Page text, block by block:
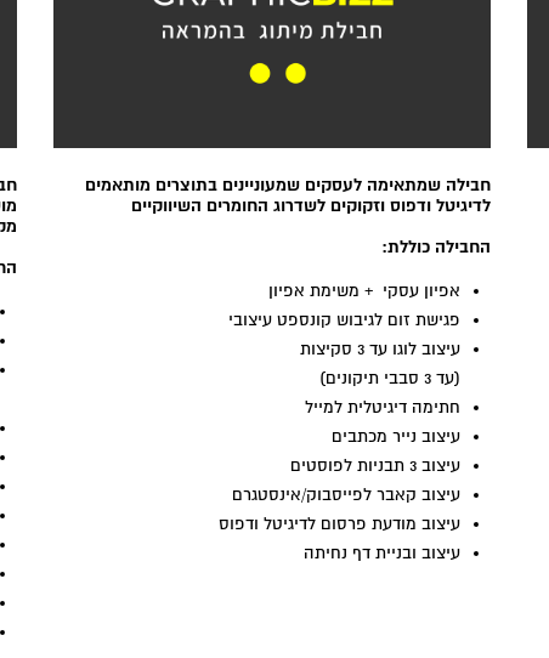
חבילה שמתאימה לעסקים שמעוניינים בתוצרים מותאמים
לדיגיטל ודפוס וזקוקים לשדרוג החומרים השיווקיים
החבילה כוללת:
אפיון עסקי + משימת אפיון
פגישת זום לגיבוש קונספט עיצובי
עיצוב לוגו עד 3 סקיצות
(עד 3 סבבי תיקונים)
חתימה דיגיטלית למייל
עיצוב נייר מכתבים
עיצוב 3 תבניות לפוסטים
עיצוב קאבר לפייסבוק/אינסטגרם
עיצוב מודעת פרסום לדיגיטל ודפוס
עיצוב ובניית דף נחיתה